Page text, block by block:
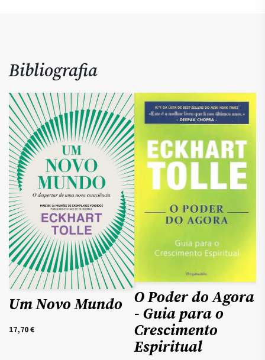
Bibliografia
Um Novo Mundo
17,70€
O Poder do Agora
- Guia para o
Crescimento
Espiritual